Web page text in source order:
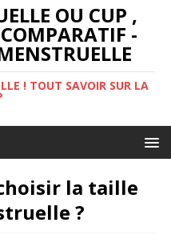
OU CUP ,
-
! TOUT SAVOIR SUR LA
la taille
?